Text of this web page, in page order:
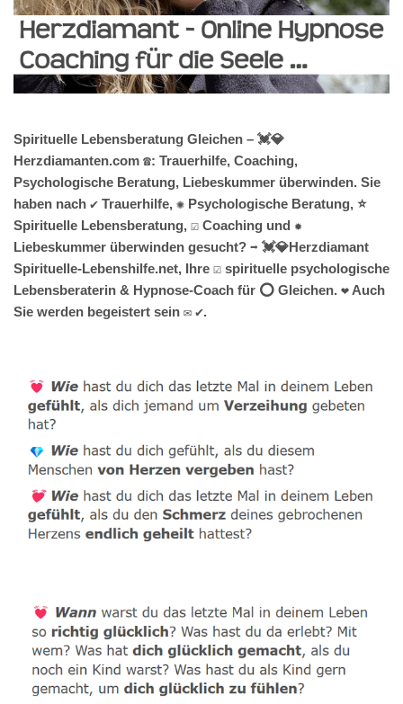
Spirituelle Lebensberatung Gleichen – 💓️💎
Herzdiamanten.com ☎️: Trauerhilfe, Coaching,
Psychologische Beratung, Liebeskummer überwinden. Sie
haben nach ✔️ Trauerhilfe, ✺ Psychologische Beratung, ⭐
Spirituelle Lebensberatung, ☑️ Coaching und ✹
Liebeskummer überwinden gesucht? ➡️ 💓️💎Herzdiamant
Spirituelle-Lebenshilfe.net, Ihre ☑️ spirituelle psychologische
Lebensberaterin & Hypnose-Coach für ⭕ Gleichen. ❤ Auch
Sie werden begeistert sein ✉ ✔.